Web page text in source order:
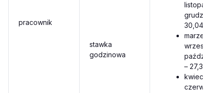
pracownik
stawka
godzinowa
listopad,
grudzień –
30,04 zł
marzec,
wrzesień,
– 27,31 zł
kwiecień,
czerwiec –